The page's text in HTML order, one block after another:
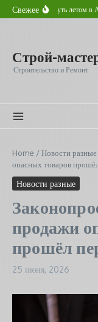
Перейти к содержанию
Свежее
Где отдохнуть летом в
Строй-
Строительство и Ремонт
Home /Новости разные
опасных товаров
Новости разные
продажи
прошёл
25 июня, 2026